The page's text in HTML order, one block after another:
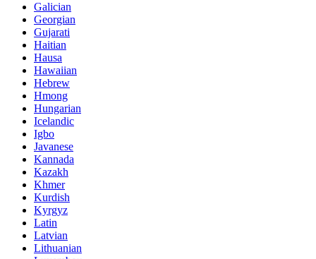
Galician
Georgian
Gujarati
Haitian
Hausa
Hawaiian
Hebrew
Hmong
Hungarian
Icelandic
Igbo
Javanese
Kannada
Kazakh
Khmer
Kurdish
Kyrgyz
Latin
Latvian
Lithuanian